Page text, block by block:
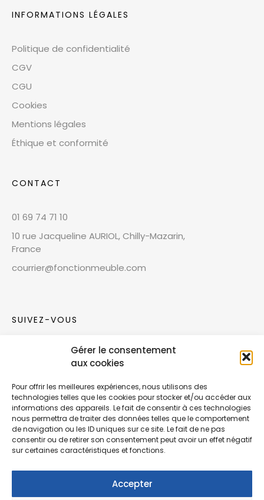
Gérer le consentement
aux cookies
Pour offrir les meilleures expériences, nous utilisons des
technologies telles que les cookies pour stocker et/ou accéder aux
informations des appareils. Le fait de consentir à ces technologies
nous permettra de traiter des données telles que le comportement
de navigation ou les ID uniques sur ce site. Le fait de ne pas
consentir ou de retirer son consentement peut avoir un effet négatif
sur certaines caractéristiques et fonctions.
Accepter
INFORMATIONS LÉGALES
Politique de confidentialité
CGV
CGU
Cookies
Mentions légales
Éthique et conformité
CONTACT
01 69 74 71 10
10 rue Jacqueline AURIOL, Chilly-Mazarin,
France
courrier@fonctionmeuble.com
SUIVEZ-VOUS
Rejoignez notre communauté sur les réseaux
Nouvelles collections, vie de l’équipe ou
inspirations : soyez informés de nos dernières
actualités.